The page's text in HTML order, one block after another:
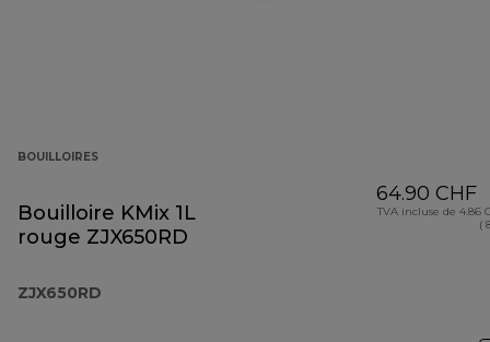
BOUILLOIRES
Bouilloire KMix 1L
rouge ZJX650RD
ZJX650RD
64.90 CHF
TVA incluse de 4.86
(